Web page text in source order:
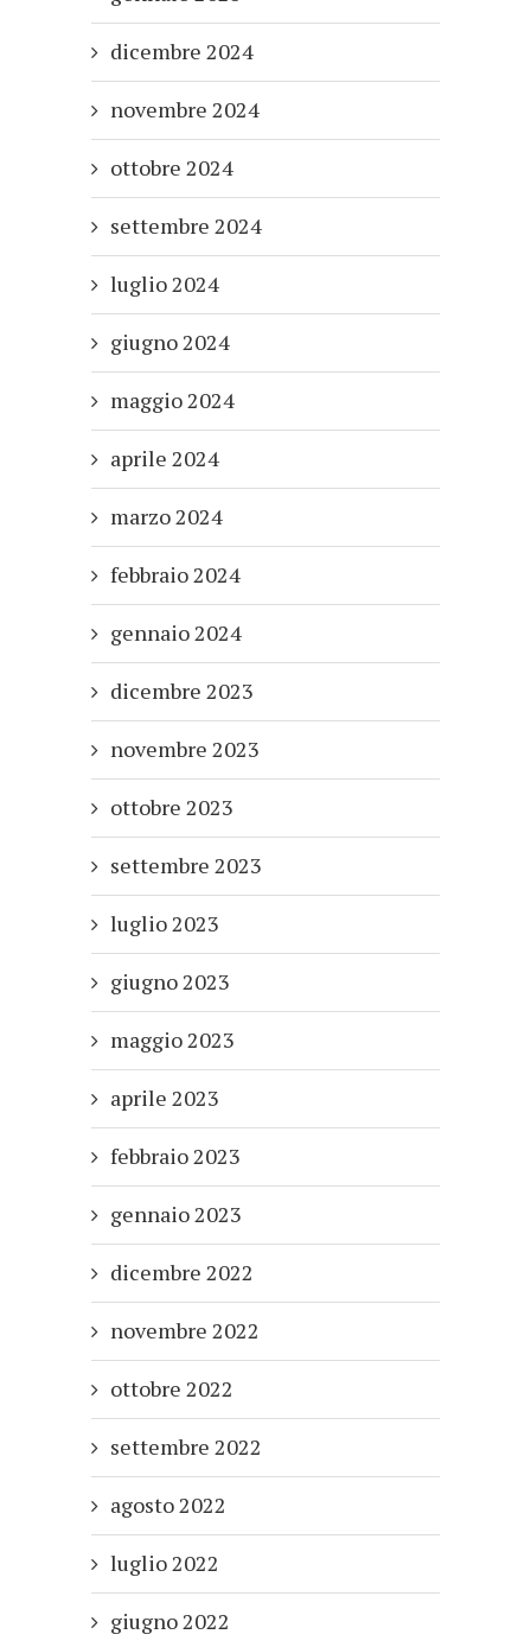
dicembre 2024
novembre 2024
ottobre 2024
settembre 2024
luglio 2024
giugno 2024
maggio 2024
aprile 2024
marzo 2024
febbraio 2024
gennaio 2024
dicembre 2023
novembre 2023
ottobre 2023
settembre 2023
luglio 2023
giugno 2023
maggio 2023
aprile 2023
febbraio 2023
gennaio 2023
dicembre 2022
novembre 2022
ottobre 2022
settembre 2022
agosto 2022
luglio 2022
giugno 2022